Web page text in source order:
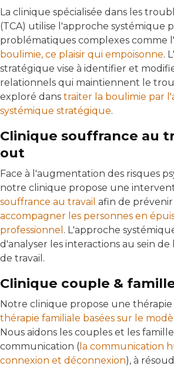
La clinique spécialisée dans les
(TCA) utilise l'approche systémique
problématiques complexes comme
boulimie, ce plaisir qui empoisonne.
stratégique vise à identifier et
relationnels qui maintiennent le
exploré dans traiter la boulimie par
systémique stratégique.
Clinique souffrance au
out
Face à l'augmentation des risques
notre clinique propose une
souffrance au travail afin de
accompagner les personnes en
professionnel . L'approche
d'analyser les interactions au sein
de travail.
Clinique couple &
Notre clinique propose une
thérapie familiale basées sur le
Nous aidons les couples et les
communication ( la communication
connexion et déconnexion), à